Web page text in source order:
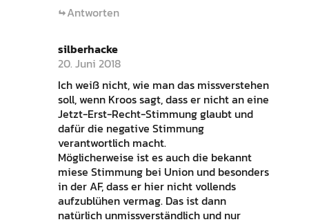
Antworten
silberhacke
20. Juni 2018
Ich weiß nicht, wie man das missverstehen
soll, wenn Kroos sagt, dass er nicht an eine
Jetzt-Erst-Recht-Stimmung glaubt und
dafür die negative Stimmung
verantwortlich macht.
Möglicherweise ist es auch die bekannt
miese Stimmung bei Union und besonders
in der AF, dass er hier nicht vollends
aufzublühen vermag. Das ist dann
natürlich unmissverständlich und nur